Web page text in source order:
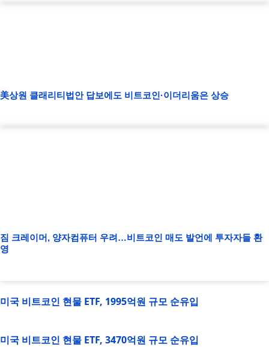
美상원 클래리티법안 답보에도 비트코인·이더리움은 상승
짐 크레이머, 양자컴퓨터 우려…비트코인 매도 발언에 투자자들 환
영
미국 비트코인 현물 ETF, 1995억원 규모 순유입
미국 비트코인 현물 ETF, 3470억원 규모 순유입